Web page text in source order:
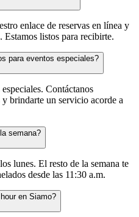
enlace de reservas en línea y
listos para recibirte.
para eventos especiales?
Contáctanos
brindarte un servicio acorde a
semana?
lunes. El resto de la semana te
desde las 11:30 a.m.
en Siamo?